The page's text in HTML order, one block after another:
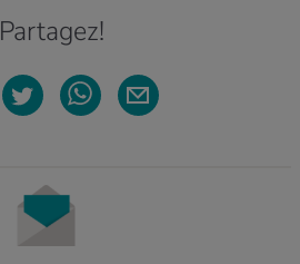
Partagez!